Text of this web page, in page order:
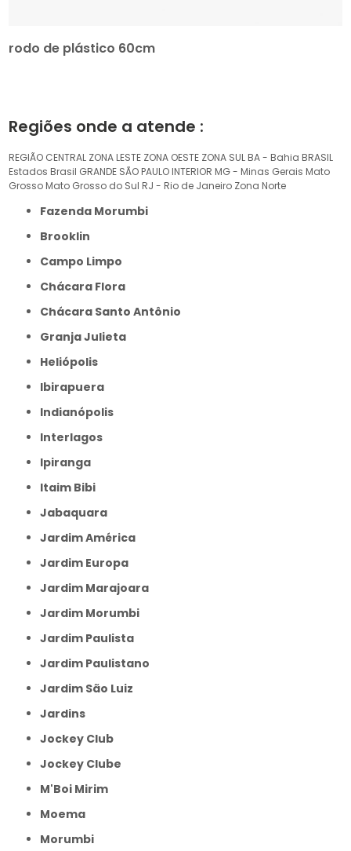
rodo de plástico 60cm
Regiões onde a atende :
REGIÃO CENTRAL ZONA LESTE ZONA OESTE ZONA SUL BA - Bahia BRASIL
Estados Brasil GRANDE SÃO PAULO INTERIOR MG - Minas Gerais Mato
Grosso Mato Grosso do Sul RJ - Rio de Janeiro Zona Norte
Fazenda Morumbi
Brooklin
Campo Limpo
Chácara Flora
Chácara Santo Antônio
Granja Julieta
Heliópolis
Ibirapuera
Indianópolis
Interlagos
Ipiranga
Itaim Bibi
Jabaquara
Jardim América
Jardim Europa
Jardim Marajoara
Jardim Morumbi
Jardim Paulista
Jardim Paulistano
Jardim São Luiz
Jardins
Jockey Club
Jockey Clube
M'Boi Mirim
Moema
Morumbi